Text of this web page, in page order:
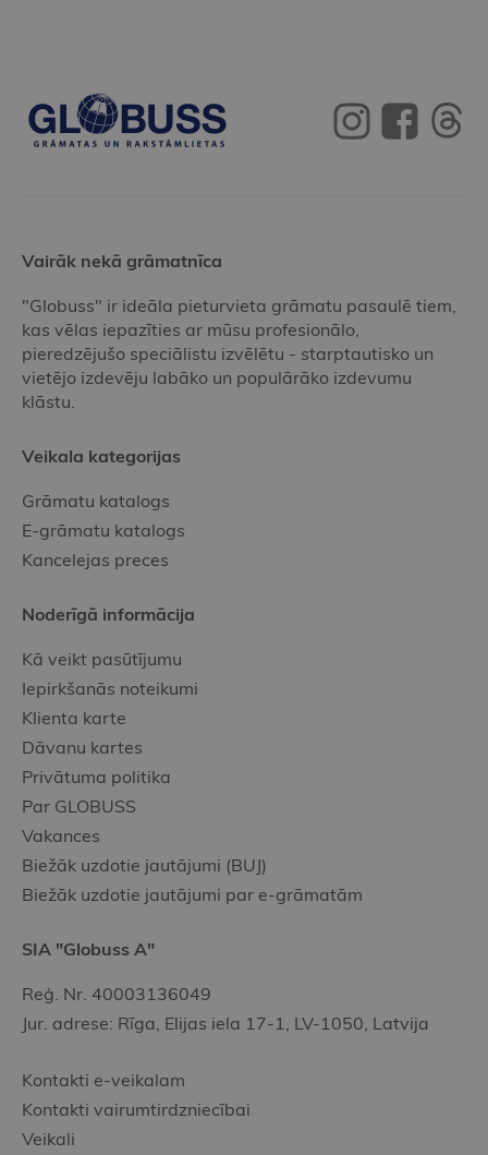
Vairāk nekā grāmatnīca
"Globuss" ir ideāla pieturvieta grāmatu pasaulē tiem,
kas vēlas iepazīties ar mūsu profesionālo,
pieredzējušo speciālistu izvēlētu - starptautisko un
vietējo izdevēju labāko un populārāko izdevumu
klāstu.
Veikala kategorijas
Grāmatu katalogs
E-grāmatu katalogs
Kancelejas preces
Noderīgā informācija
Kā veikt pasūtījumu
Iepirkšanās noteikumi
Klienta karte
Dāvanu kartes
Privātuma politika
Par GLOBUSS
Vakances
Biežāk uzdotie jautājumi (BUJ)
Biežāk uzdotie jautājumi par e-grāmatām
SIA "Globuss A"
Reģ. Nr. 40003136049
Jur. adrese: Rīga, Elijas iela 17-1, LV-1050, Latvija
Kontakti e-veikalam
Kontakti vairumtirdzniecībai
Veikali